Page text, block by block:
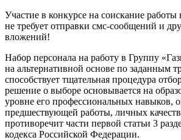
Участие в конкурсе на соискание
не требует отправки смс-сообщений и
вложений!
Набор персонала на работу в Группу
на альтернативной основе по заданным
способствует тщательная процедура
решение о выборе основывается на
уровне его профессиональных навыков,
предшествующей работы, личных
противоречит части первой статьи 3
кодекса Российской Федерации.